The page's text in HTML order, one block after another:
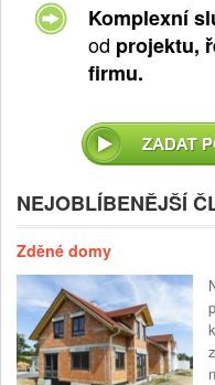
Komplexní
od projektu,
firmu.
NEJOBLÍBENĚJŠÍ
Zděné domy